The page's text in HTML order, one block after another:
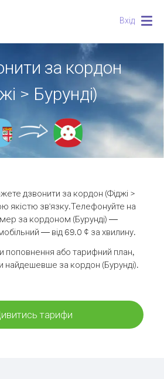
Вхід
за кордон
> Бурунді)
дзвонити за кордон (Фіджі >
якістю зв'язку.Телефонуйте на
за кордоном (Бурунді) —
— від 69.0 ¢ за хвилину.
поповнення або тарифний план,
найдешевше за кордон (Бурунді).
тарифи